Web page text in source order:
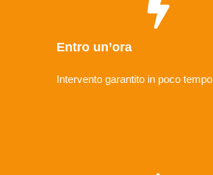
Entro un’ora
Intervento garantito in poco tempo